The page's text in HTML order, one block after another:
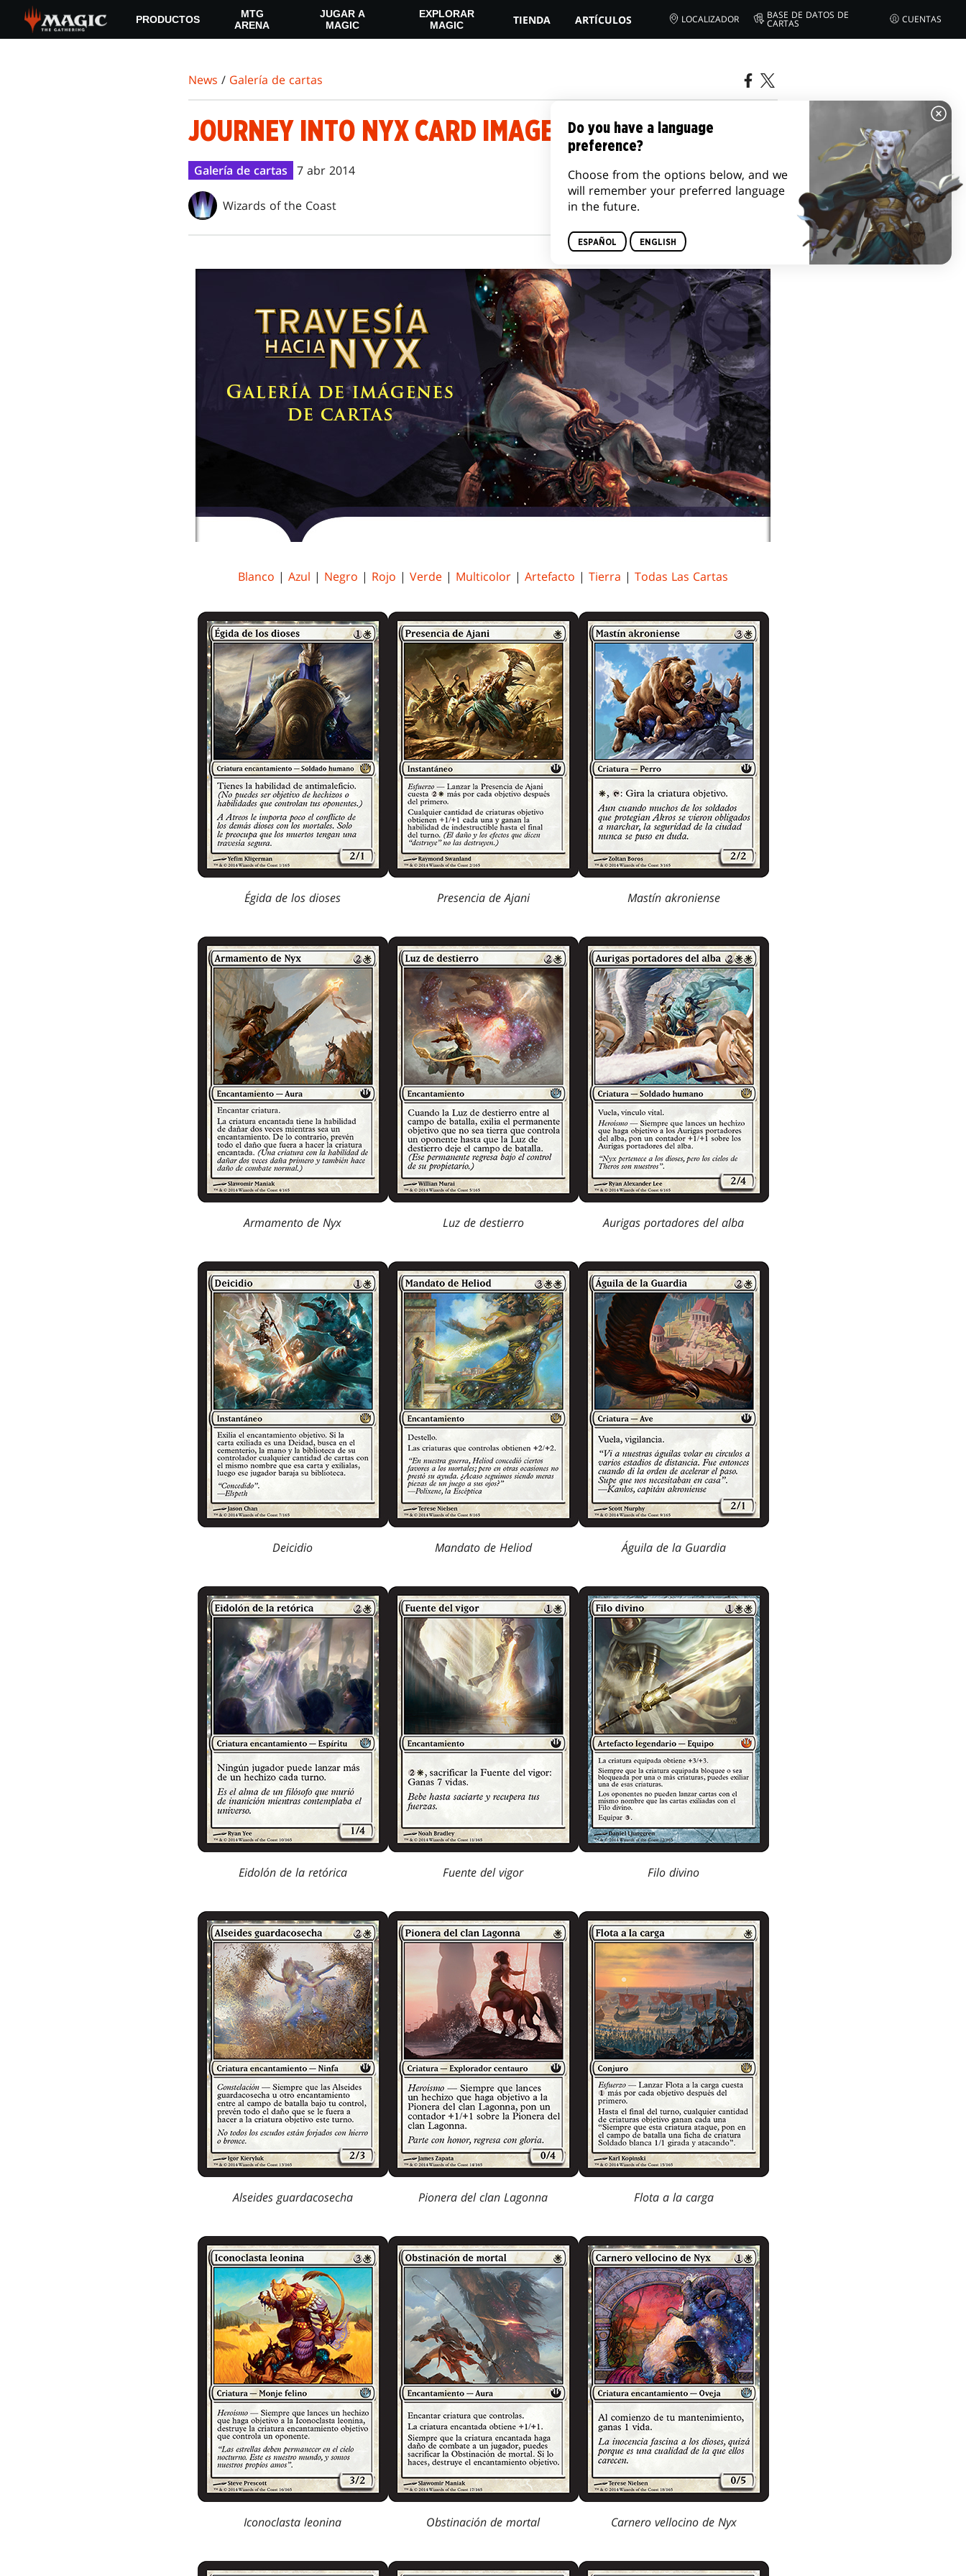
main
PRODUCTOS
MTG
ARENA
JUGAR A
MAGIC
EXPLORAR
MAGIC
TIENDA ARTÍCULOS LOCALIZADOR BASE DE DATOS DE
CARTAS CUENTAS
News / Galería de cartas
JOURNEY INTO NYX CARD IMAGE GALLERY
Galería de cartas 7 abr 2014
Wizards of the Coast
Blanco | Azul | Negro | Rojo | Verde | Multicolor | Artefacto | Tierra | Todas Las Cartas
Égida de los dioses Presencia de Ajani Mastín akroniense
Armamento de Nyx Luz de destierro Aurigas portadores del alba
Deicidio Mandato de Heliod Águila de la Guardia
Eidolón de la retórica Fuente del vigor Filo divino
Alseides guardacosecha Pionera del clan Lagonna Flota a la carga
Iconoclasta leonina Obstinación de mortal Carnero vellocino de Nyx
Do you have a language
preference?
Choose from the options below, and we
will remember your preferred language
in the future.
ESPAÑOL ENGLISH